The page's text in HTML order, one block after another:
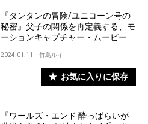
『タンタンの冒険/ユニコーン号の
秘密』父子の関係を再定義する、モ
ーションキャプチャー・ムービー
2024.01.11 竹島ルイ
お気に入りに保存
『ワールズ・エンド 酔っぱらいが